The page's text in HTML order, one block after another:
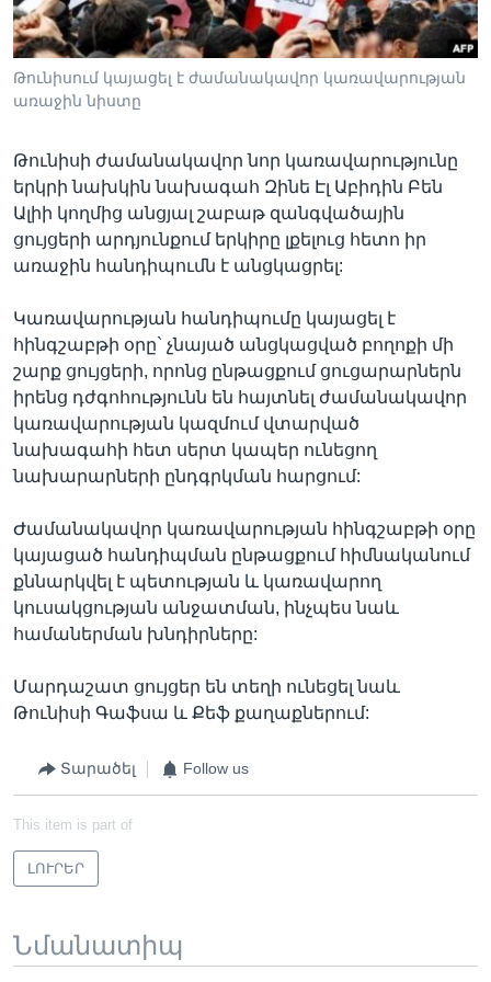
Լեզուներ
Թունիսում կայացել է ժամանակավոր կառավարության
առաջին նիստը
Թունիսի ժամանակավոր նոր կառավարությունը
երկրի նախկին նախագահ Զինե Էլ Աբիդին Բեն
Ալիի կողմից անցյալ շաբաթ զանգվածային
ցույցերի արդյունքում երկիրը լքելուց հետո իր
առաջին հանդիպումն է անցկացրել:
Կառավարության հանդիպումը կայացել է
հինգշաբթի օրը` չնայած անցկացված բողոքի մի
շարք ցույցերի, որոնց ընթացքում ցուցարարներն
իրենց դժգոհությունն են հայտնել ժամանակավոր
կառավարության կազմում վտարված
նախագահի հետ սերտ կապեր ունեցող
նախարարների ընդգրկման հարցում:
Ժամանակավոր կառավարության հինգշաբթի օրը
կայացած հանդիպման ընթացքում հիմնականում
քննարկվել է պետության և կառավարող
կուսակցության անջատման, ինչպես նաև
համաներման խնդիրները:
Մարդաշատ ցույցեր են տեղի ունեցել նաև
Թունիսի Գաֆսա և Քեֆ քաղաքներում:
Տարածել Follow us
This item is part of
ԼՈՒՐԵՐ
Նմանատիպ